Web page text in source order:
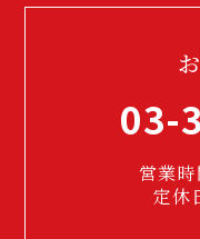
03-
営業
定休